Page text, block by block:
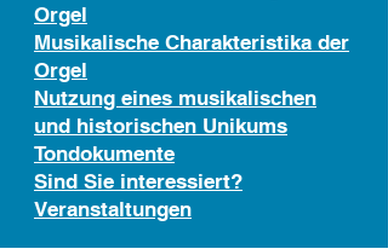
Orgel
Musikalische Charakteristika der
Orgel
Nutzung eines musikalischen
und historischen Unikums
Tondokumente
Sind Sie interessiert?
Veranstaltungen